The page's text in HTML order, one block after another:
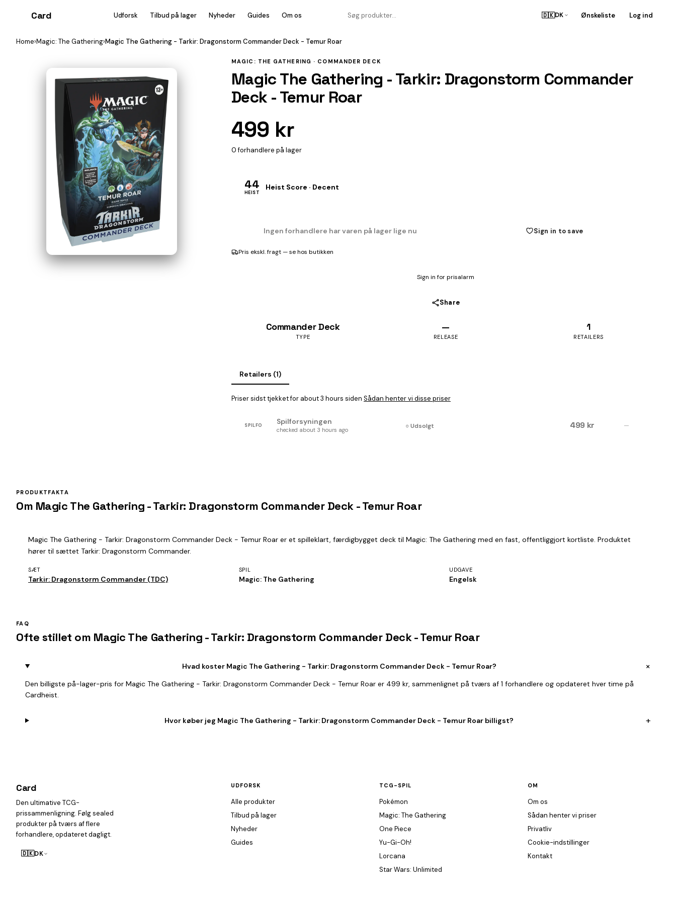
Card Udforsk Tilbud på lager Nyheder Guides Om os 🇩🇰DK Ønskeliste Log ind
Home›Magic: The Gathering›Magic The Gathering - Tarkir: Dragonstorm Commander Deck - Temur Roar
MAGIC: THE GATHERING · COMMANDER DECK
Magic The Gathering - Tarkir: Dragonstorm Commander
Deck - Temur Roar
499 kr
0 forhandlere på lager
44
HEIST
Heist Score · Decent
Ingen forhandlere har varen på lager lige nu Sign in to save
Pris ekskl. fragt — se hos butikken
Sign in for prisalarm
Share
Commander Deck
TYPE
—
RELEASE
1
RETAILERS
Retailers (1)
Priser sidst tjekket for about 3 hours siden Sådan henter vi disse priser
SPILFO Spilforsyningen
checked about 3 hours ago ○ Udsolgt 499 kr —
PRODUKTFAKTA
Om Magic The Gathering - Tarkir: Dragonstorm Commander Deck - Temur Roar
Magic The Gathering - Tarkir: Dragonstorm Commander Deck - Temur Roar er et spilleklart, færdigbygget deck til Magic: The Gathering med en fast, offentliggjort kortliste. Produktet
hører til sættet Tarkir: Dragonstorm Commander.
SÆT
Tarkir: Dragonstorm Commander (TDC)
SPIL
Magic: The Gathering
UDGAVE
Engelsk
FAQ
Ofte stillet om Magic The Gathering - Tarkir: Dragonstorm Commander Deck - Temur Roar
Hvad koster Magic The Gathering - Tarkir: Dragonstorm Commander Deck - Temur Roar? +
Den billigste på-lager-pris for Magic The Gathering - Tarkir: Dragonstorm Commander Deck - Temur Roar er 499 kr, sammenlignet på tværs af 1 forhandlere og opdateret hver time på
Cardheist.
Hvor køber jeg Magic The Gathering - Tarkir: Dragonstorm Commander Deck - Temur Roar billigst? +
Card
Den ultimative TCG-
prissammenligning. Følg sealed
produkter på tværs af flere
forhandlere, opdateret dagligt.
🇩🇰DK
UDFORSK
Alle produkter
Tilbud på lager
Nyheder
Guides
TCG-SPIL
Pokémon
Magic: The Gathering
One Piece
Yu-Gi-Oh!
Lorcana
Star Wars: Unlimited
OM
Om os
Sådan henter vi priser
Privatliv
Cookie-indstillinger
Kontakt